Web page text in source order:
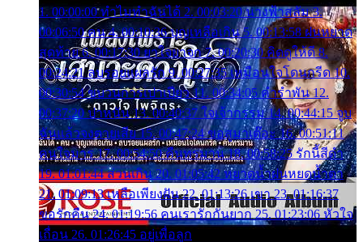
1. 00:00:00 ทำไมทำฉันได้ 2. 00:03:20 นางฟ้าสลัม 3.
00:06:50 คน 4. 00:10:36 บุญเหลือเกิน 5. 00:13:58 ฝนหยาด
สุดท้าย 6. 00:17:30 ยาใจยาจก 7. 00:20:30 คิดดูให้ดี 8.
00:24:21 ลบรอยแผลรัก 9. 00:27:35 เหมือนใจโดนกรีด 10.
00:30:54 ขบวนการเปาเปียว 11. 00:34:05 คำรำพัน 12.
00:37:20 ปาหนัน 13. 00:40:37 ใจเจ้ากรรม 14. 00:44:15 จูบ
ฉันแล้วจงตายเสีย 15. 00:47:24 ขอสูมาเต๊อะ 16. 00:51:11
คนใจมาร 17. 00:54:50 คืนทรมาน 18. 00:58:25 รักนี้สีดำ
19. 01:01:44 ส่วนเกิน 20. 01:05:42 หยาดน้ำฝนหยดน้ำตา
21. 01:09:13 เหลือเพียงฝัน 22. 01:13:26 เขา 23. 01:16:37
ขอรักคืน 24. 01:19:56 คนเรารักกันยาก 25. 01:23:06 หัวใจ
เถื่อน 26. 01:26:45 อยู่เพื่อลูก